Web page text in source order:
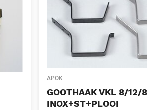
APOK
GOOTHAAK VKL 8/12/8
INOX+ST+PLOOI